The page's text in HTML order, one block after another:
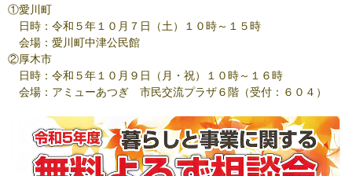
①愛川町
日時：令和５年１０月７日（土）１０時～１５時
会場：愛川町中津公民館
②厚木市
日時：令和５年１０月９日（月・祝）１０時～１６時
会場：アミューあつぎ 市民交流プラザ６階（受付：６０４）